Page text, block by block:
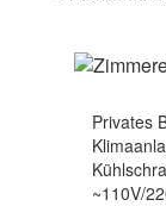
Privates
~110V/